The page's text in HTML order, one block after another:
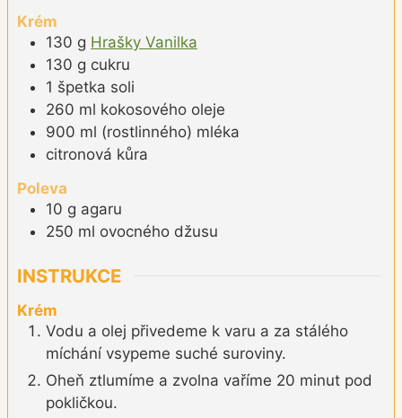
Krém
130 g Hrašky Vanilka
130 g cukru
1 špetka soli
260 ml kokosového oleje
900 ml (rostlinného) mléka
citronová kůra
Poleva
10 g agaru
250 ml ovocného džusu
INSTRUKCE
Krém
Vodu a olej přivedeme k varu a za stálého
míchání vsypeme suché suroviny.
Oheň ztlumíme a zvolna vaříme 20 minut pod
pokličkou.